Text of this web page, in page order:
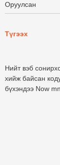
Оруулсан
Түгээх
Нийт вэб
хийж байсан
бүхэндээ Now